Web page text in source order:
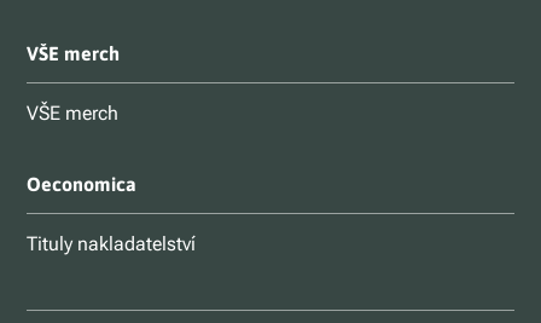
VŠE merch
VŠE merch
Oeconomica
Tituly nakladatelství